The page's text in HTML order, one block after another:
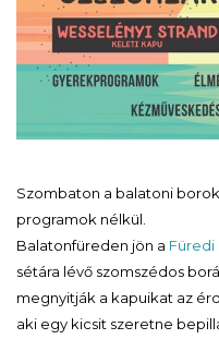
Szombaton a balatoni
programok nélkül.
Balatonfüreden jön a Füredi
sétára lévő szomszédos
megnyitják a kapuikat az
aki egy kicsit szeretne